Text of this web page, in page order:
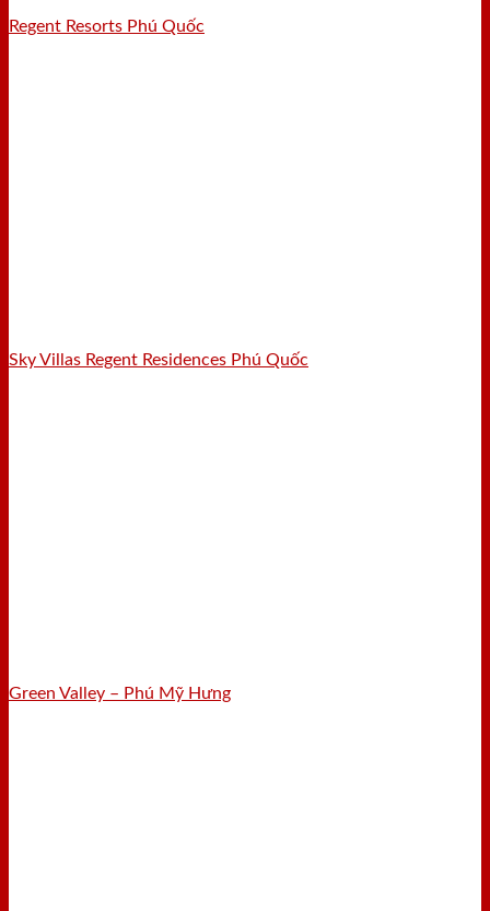
Regent Resorts Phú Quốc
Sky Villas Regent Residences Phú Quốc
Green Valley – Phú Mỹ Hưng